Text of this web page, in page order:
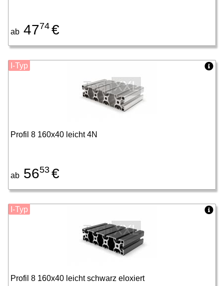
ab 4774 €
Profil 8 160x40 leicht 4N
ab 5653 €
I-Typ
Profil 8 160x40 leicht schwarz eloxiert
I-Typ